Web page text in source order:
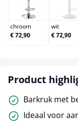
chroom
chroom
€ 72,90
wit
wit
€ 72,90
Product
Barkruk met
Ideaal voor